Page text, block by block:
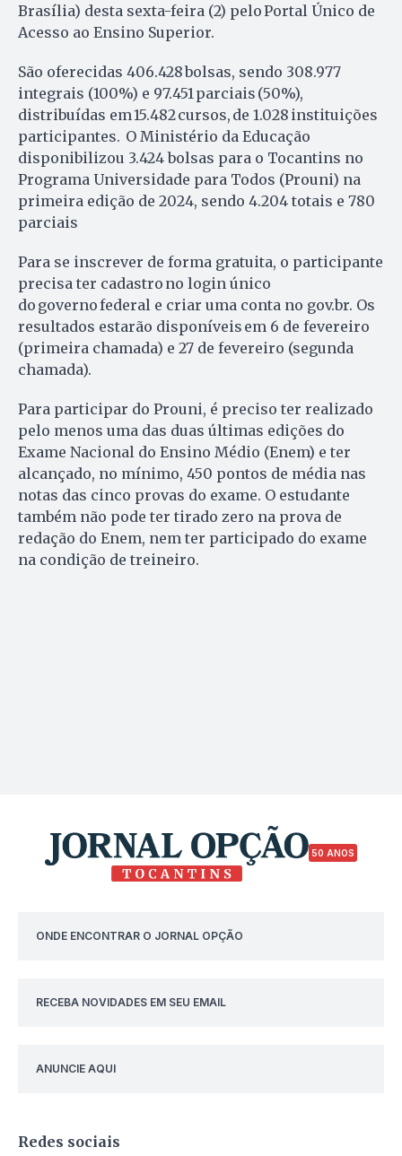
Brasília) desta sexta-feira (2) pelo Portal Único de
Acesso ao Ensino Superior.
São oferecidas 406.428 bolsas, sendo 308.977
integrais (100%) e 97.451 parciais (50%),
distribuídas em 15.482 cursos, de 1.028 instituições
participantes. O Ministério da Educação
disponibilizou 3.424 bolsas para o Tocantins no
Programa Universidade para Todos (Prouni) na
primeira edição de 2024, sendo 4.204 totais e 780
parciais
Para se inscrever de forma gratuita, o participante
precisa ter cadastro no login único
do governo federal e criar uma conta no gov.br. Os
resultados estarão disponíveis em 6 de fevereiro
(primeira chamada) e 27 de fevereiro (segunda
chamada).
Para participar do Prouni, é preciso ter realizado
pelo menos uma das duas últimas edições do
Exame Nacional do Ensino Médio (Enem) e ter
alcançado, no mínimo, 450 pontos de média nas
notas das cinco provas do exame. O estudante
também não pode ter tirado zero na prova de
redação do Enem, nem ter participado do exame
na condição de treineiro.
50 ANOS
ONDE ENCONTRAR O JORNAL OPÇÃO
RECEBA NOVIDADES EM SEU EMAIL
ANUNCIE AQUI
Redes sociais